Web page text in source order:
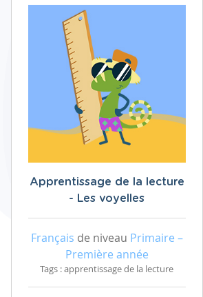
Apprentissage de la lecture
- Les voyelles
Français de niveau Primaire –
Première année
Tags : apprentissage de la lecture